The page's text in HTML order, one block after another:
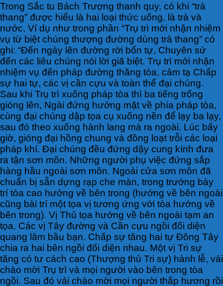
Trong Sắc tu Bách Trượng thanh quy, có khi “trà
thang” được hiểu là hai loại thức uống, là trà và
nước. Ví dụ như trong phần “Trụ trì mới nhận nhiệm
vụ từ biệt chúng thượng đường dùng trà thang” có
ghi: “Đến ngày lên đường rời bổn tự, Chuyên sứ
đến các liêu chúng nói lời giã biệt. Trụ trì mới nhận
nhiệm vụ đến pháp đường thăng tòa, cảm tạ Chấp
sự hai tự, các vị cần cựu và toàn thể đại chúng.
Sau khi Trụ trì xuống pháp tòa thì ba tiếng trống
gióng lên, Ngài đứng hướng mặt về phía pháp tòa,
cùng đại chúng dập tọa cụ xuống nền để lạy ba lạy,
sau đó theo xuống hành lang mà ra ngoài. Lúc bấy
giờ, gióng đại hồng chung và đồng loạt trỗi các loại
pháp khí. Đại chúng đều đứng dậy cung kính đưa
ra tận sơn môn. Những người phụ việc đứng sắp
hàng hầu ngoài sơn môn. Ngoài cửa sơn môn đã
chuẩn bị sẵn dựng rạp che màn, trong trướng bày
trí tòa cao hướng về bên trong (hướng về bên ngoài
cũng bài trí một tọa vị tương ứng với tòa hướng về
bên trong). Vị Thủ tọa hướng về bên ngoài tạm an
tọa. Các vị Tây đường và Cần cựu ngồi đối diện
quang lâm bầu bạn. Chấp sự tăng hai tự Đông Tây
chia ra hai bên ngồi đối diện nhau. Một vị Tri sự
tăng có tư cách cao (Thượng thủ Tri sự) hành lễ, vái
chào mời Trụ trì và mọi người vào bên trong tòa
ngồi. Sau đó vái chào mời mọi người thắp hương rồi